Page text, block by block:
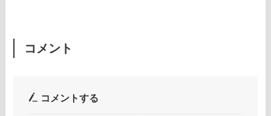
コメント
コメントする